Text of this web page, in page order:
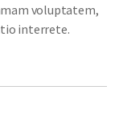
voluptatem,
interrete.